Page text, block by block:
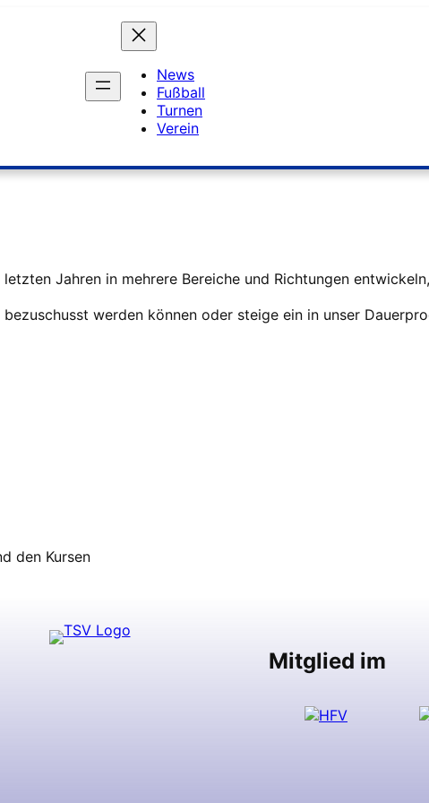
News
Fußball
Turnen
Verein
Jahren in mehrere Bereiche und Richtungen
werden können oder steige ein in unser
den Kursen
Mitglied im